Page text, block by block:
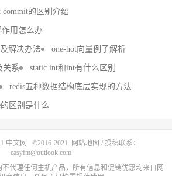
commit的区别介绍
作用怎么办
解决办法 one-hot向量例子解析
关系 static int和int有什么区别
redis五种数据结构底层实现的方法
的区别是什么
中文网 ©2016-2021. 网站地图 / 投稿联系：
easyfm@outlook.com
代理任何主机产品，所有信息和促销优惠均来自网